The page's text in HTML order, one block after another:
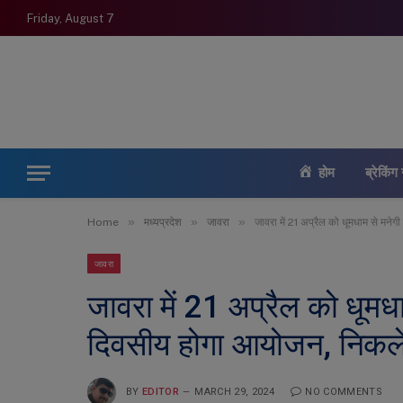
Friday, August 7
होम ब्रेकिंग
Home » मध्यप्रदेश » जावरा » जावरा में 21 अप्रैल को धूमधाम से मनेगी
जावरा
जावरा में 21 अप्रैल को
दिवसीय होगा आयोजन,
BY EDITOR MARCH 29, 2024 NO COMMENTS